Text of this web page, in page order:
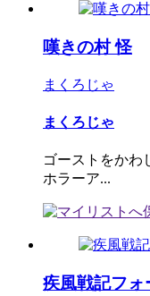
嘆きの村 怪
まくろじゃ
まくろじゃ
ゴーストをかわ
ホラーア...
疾風戦記フォ